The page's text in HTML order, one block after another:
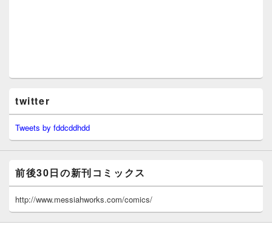
twitter
Tweets by fddcddhdd
前後30日の新刊コミックス
http://www.messiahworks.com/comics/